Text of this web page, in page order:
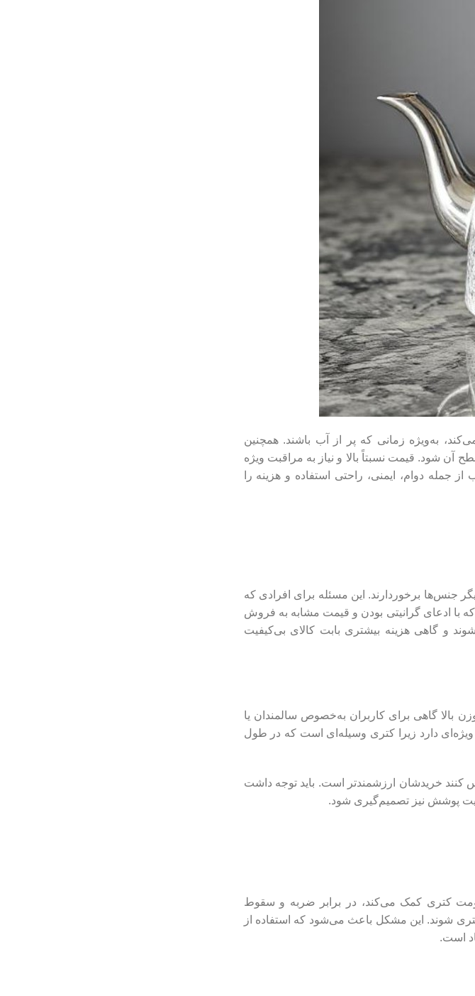
به‌ویژه زمانی که پر از آب باشند. همچنین
شود. قیمت نسبتاً بالا و نیاز به مراقبت ویژه
جمله دوام، ایمنی، راحتی استفاده و هزینه را
جنس‌ها برخوردارند. این مسئله برای افرادی که
که با ادعای گرانیتی بودن و قیمت مشابه به فروش
و گاهی هزینه بیشتری بابت کالای بی‌کیفیت
بالا گاهی برای کاربران به‌خصوص سالمندان یا
دارد زیرا کتری وسیله‌ای است که در طول
کنند خریدشان ارزشمندتر است. باید توجه داشت
پوشش نیز تصمیم‌گیری شود.
کتری کمک می‌کند، در برابر ضربه و سقوط
شوند. این مشکل باعث می‌شود که استفاده از
است.